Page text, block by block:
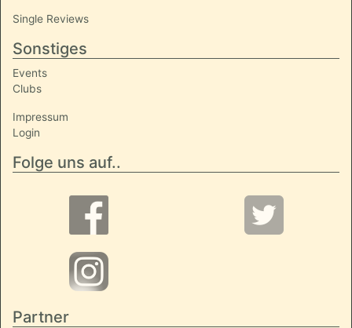
Single Reviews
Sonstiges
Events
Clubs
Impressum
Login
Folge uns auf..
Partner